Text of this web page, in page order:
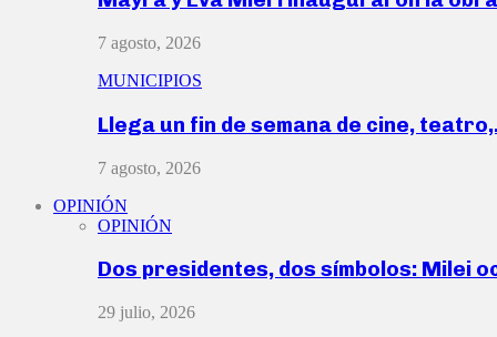
7 agosto, 2026
MUNICIPIOS
Llega un fin de semana de cine,
7 agosto, 2026
OPINIÓN
OPINIÓN
Dos presidentes, dos símbolos: Milei
29 julio, 2026